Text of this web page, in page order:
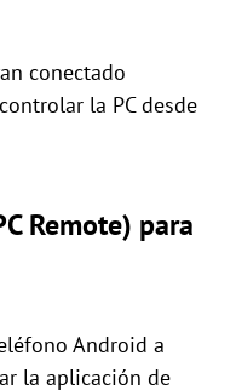
conectado
la PC desde
Remote) para
Android a
la aplicación de